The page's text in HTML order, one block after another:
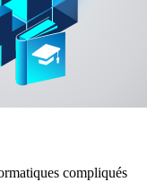
compliqués